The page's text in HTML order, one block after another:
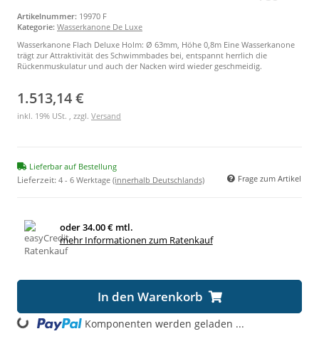
Artikelnummer: 19970 F
Kategorie: Wasserkanone De Luxe
Wasserkanone Flach Deluxe Holm: Ø 63mm, Höhe 0,8m Eine Wasserkanone
trägt zur Attraktivität des Schwimmbades bei, entspannt herrlich die
Rückenmuskulatur und auch der Nacken wird wieder geschmeidig.
1.513,14 €
inkl. 19% USt. , zzgl. Versand
Lieferbar auf Bestellung
Lieferzeit: 4 - 6 Werktage (innerhalb Deutschlands) Frage zum Artikel
oder34.00 € mtl.
mehr Informationen zum Ratenkauf
In den Warenkorb
Loading... Komponenten werden geladen ...